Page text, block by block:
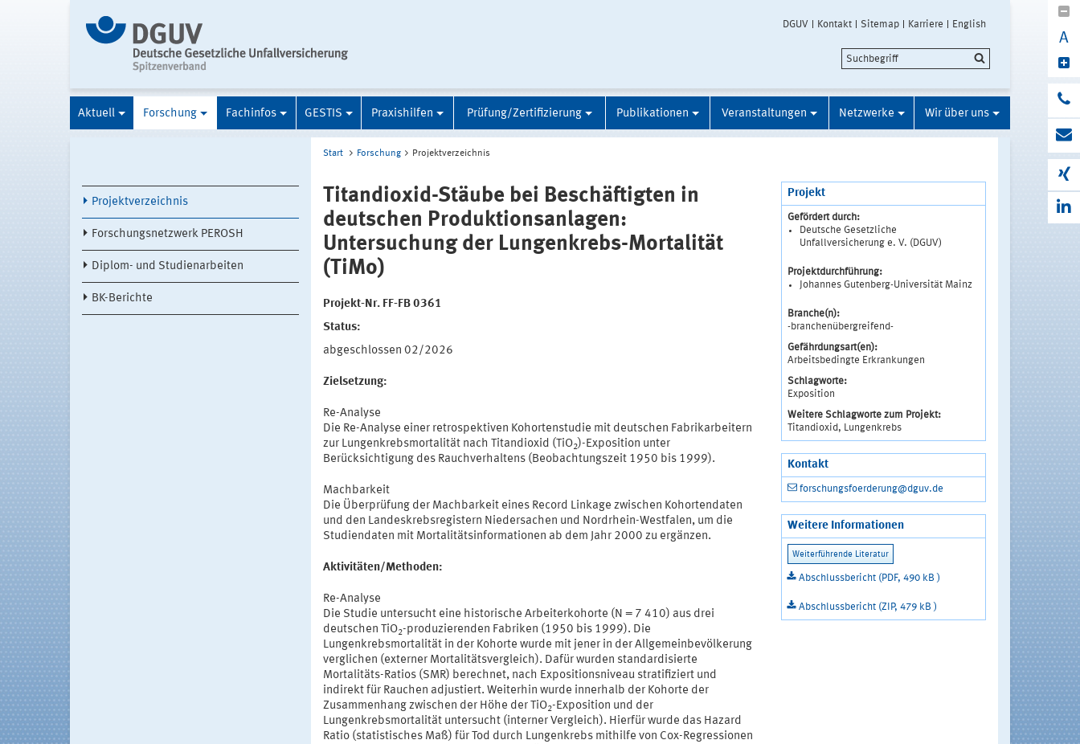
DGUV Kontakt Sitemap Karriere English
A
Aktuell Forschung Fachinfos GESTIS Praxishilfen Prüfung/Zertifizierung Publikationen Veranstaltungen Netzwerke Wir über uns
Projektverzeichnis
Forschungsnetzwerk PEROSH
Diplom- und Studienarbeiten
BK-Berichte
Start Forschung Projektverzeichnis
Titandioxid-Stäube bei Beschäftigten in
deutschen Produktionsanlagen:
Untersuchung der Lungenkrebs-Mortalität
(TiMo)
Projekt-Nr. FF-FB 0361
Status:
abgeschlossen 02/2026
Zielsetzung:
Re-Analyse
Die Re-Analyse einer retrospektiven Kohortenstudie mit deutschen Fabrikarbeitern
zur Lungenkrebsmortalität nach Titandioxid (TiO2)-Exposition unter
Berücksichtigung des Rauchverhaltens (Beobachtungszeit 1950 bis 1999).
Machbarkeit
Die Überprüfung der Machbarkeit eines Record Linkage zwischen Kohortendaten
und den Landeskrebsregistern Niedersachen und Nordrhein-Westfalen, um die
Studiendaten mit Mortalitätsinformationen ab dem Jahr 2000 zu ergänzen.
Aktivitäten/Methoden:
Re-Analyse
Die Studie untersucht eine historische Arbeiterkohorte (N = 7 410) aus drei
deutschen TiO2-produzierenden Fabriken (1950 bis 1999). Die
Lungenkrebsmortalität in der Kohorte wurde mit jener in der Allgemeinbevölkerung
verglichen (externer Mortalitätsvergleich). Dafür wurden standardisierte
Mortalitäts-Ratios (SMR) berechnet, nach Expositionsniveau stratifiziert und
indirekt für Rauchen adjustiert. Weiterhin wurde innerhalb der Kohorte der
Zusammenhang zwischen der Höhe der TiO2-Exposition und der
Lungenkrebsmortalität untersucht (interner Vergleich). Hierfür wurde das Hazard
Ratio (statistisches Maß) für Tod durch Lungenkrebs mithilfe von Cox-Regressionen
Projekt
Gefördert durch:
Deutsche Gesetzliche
Unfallversicherung e. V. (DGUV)
Projektdurchführung:
Johannes Gutenberg-Universität Mainz
Branche(n):
-branchenübergreifend-
Gefährdungsart(en):
Arbeitsbedingte Erkrankungen
Schlagworte:
Exposition
Weitere Schlagworte zum Projekt:
Titandioxid, Lungenkrebs
Kontakt
forschungsfoerderung@dguv.de
Weitere Informationen
Abschlussbericht (PDF, 490 kB )
Abschlussbericht (ZIP, 479 kB )